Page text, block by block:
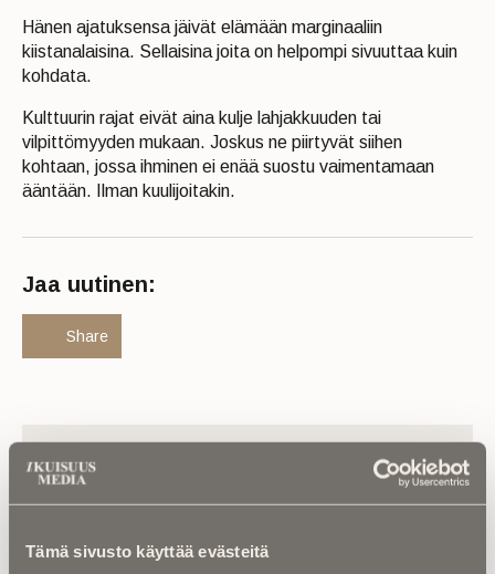
Tämä sivusto käyttää evästeitä
Hänen ajatuksensa jäivät elämään marginaaliin
kiistanalaisina. Sellaisina joita on helpompi sivuuttaa kuin
kohdata.
Kulttuurin rajat eivät aina kulje lahjakkuuden tai
vilpittömyyden mukaan. Joskus ne piirtyvät siihen
kohtaan, jossa ihminen ei enää suostu vaimentamaan
ääntään. Ilman kuulijoitakin.
Jaa uutinen:
Share
Luetuimmat
tarinankertoja kuoli väkivaltaisesti